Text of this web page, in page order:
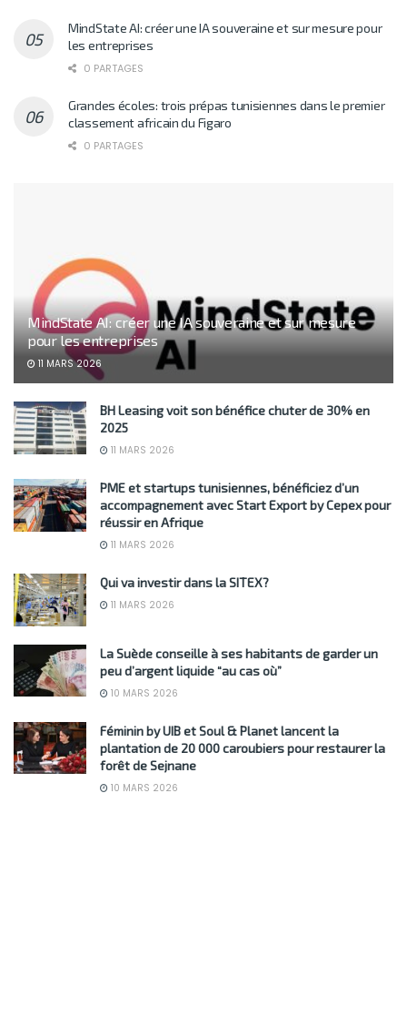
MindState AI: créer une IA souveraine et sur mesure pour
les entreprises
0 PARTAGES
Grandes écoles: trois prépas tunisiennes dans le premier
classement africain du Figaro
0 PARTAGES
MindState AI: créer une IA souveraine et sur mesure
pour les entreprises
11 MARS 2026
BH Leasing voit son bénéfice chuter de 30% en
2025
11 MARS 2026
PME et startups tunisiennes, bénéficiez d’un
accompagnement avec Start Export by Cepex pour
réussir en Afrique
11 MARS 2026
Qui va investir dans la SITEX?
11 MARS 2026
La Suède conseille à ses habitants de garder un
peu d’argent liquide “au cas où”
10 MARS 2026
Féminin by UIB et Soul & Planet lancent la
plantation de 20 000 caroubiers pour restaurer la
forêt de Sejnane
10 MARS 2026